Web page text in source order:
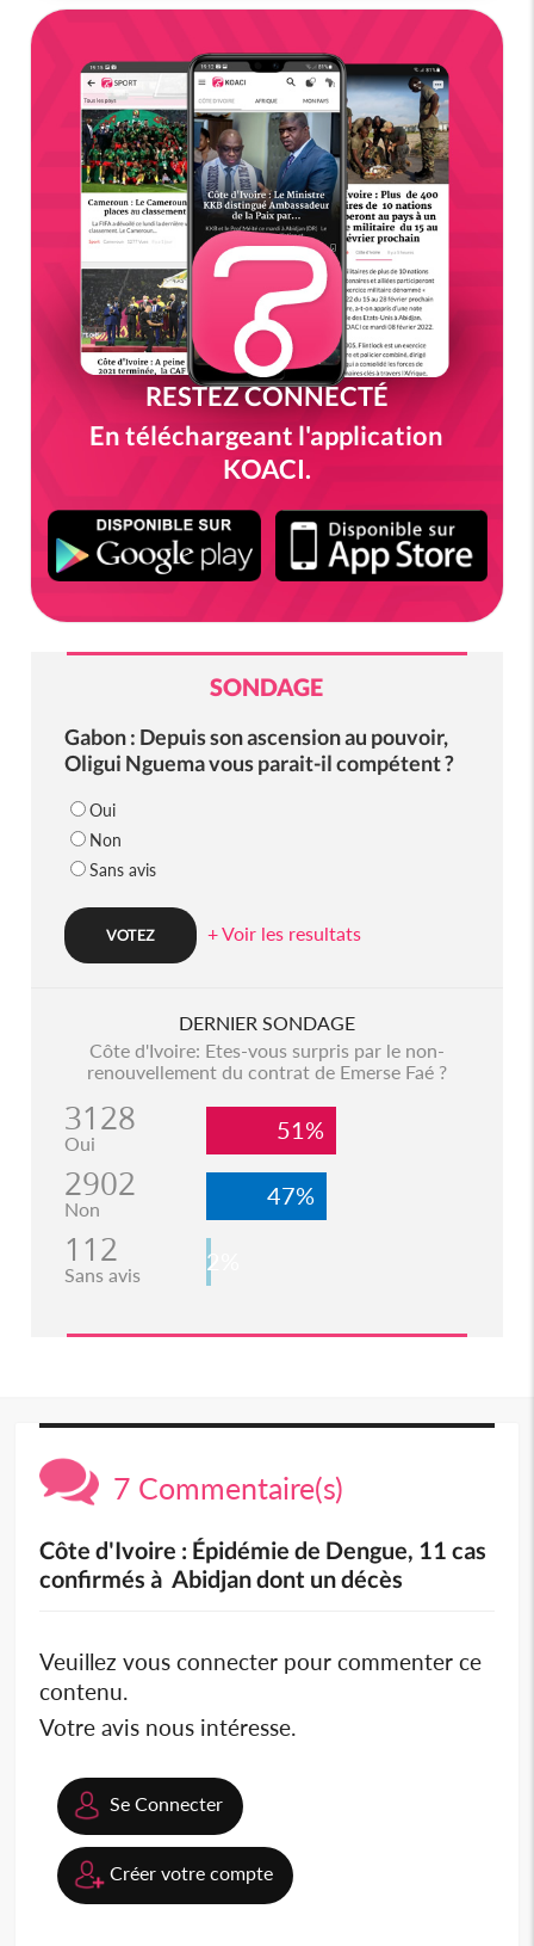
RESTEZ CONNECTÉ
En téléchargeant l'application
KOACI.
SONDAGE
Gabon : Depuis son ascension au pouvoir,
Oligui Nguema vous parait-il compétent ?
Oui
Non
Sans avis
+ Voir les resultats
DERNIER SONDAGE
Côte d'Ivoire: Etes-vous surpris par le non-
renouvellement du contrat de Emerse Faé ?
3128
Oui 51%
2902
Non 47%
112
Sans avis 2%
7 Commentaire(s)
Côte d'Ivoire : Épidémie de Dengue, 11 cas
confirmés à Abidjan dont un décès
Veuillez vous connecter pour commenter ce
contenu.
Votre avis nous intéresse.
Se Connecter
Créer votre compte